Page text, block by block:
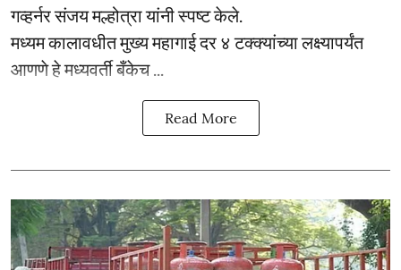
गव्हर्नर संजय मल्होत्रा यांनी स्पष्ट केले.
मध्यम कालावधीत मुख्य महागाई दर ४ टक्क्यांच्या लक्ष्यापर्यंत
आणणे हे मध्यवर्ती बँकेच ...
Read More